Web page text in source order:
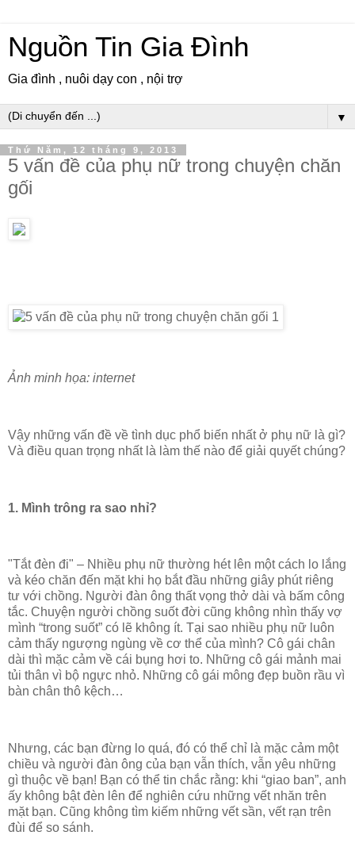
Nguồn Tin Gia Đình
Gia đình , nuôi dạy con , nội trợ
▼
Thứ Năm, 12 tháng 9, 2013
5 vấn đề của phụ nữ trong chuyện chăn
gối
Ảnh minh họa: internet
Vậy những vấn đề về tình dục phổ biến nhất ở phụ nữ là gì?
Và điều quan trọng nhất là làm thế nào để giải quyết chúng?
1. Mình trông ra sao nhỉ?
"Tắt đèn đi" – Nhiều phụ nữ thường hét lên một cách lo lắng
và kéo chăn đến mặt khi họ bắt đầu những giây phút riêng
tư với chồng. Người đàn ông thất vọng thở dài và bấm công
tắc. Chuyện người chồng suốt đời cũng không nhìn thấy vợ
mình “trong suốt” có lẽ không ít. Tại sao nhiều phụ nữ luôn
cảm thấy ngượng ngùng về cơ thể của mình? Cô gái chân
dài thì mặc cảm về cái bụng hơi to. Những cô gái mảnh mai
tủi thân vì bộ ngực nhỏ. Những cô gái mông đẹp buồn rầu vì
bàn chân thô kệch…
Nhưng, các bạn đừng lo quá, đó có thể chỉ là mặc cảm một
chiều và người đàn ông của bạn vẫn thích, vẫn yêu những
gì thuộc về bạn! Bạn có thể tin chắc rằng: khi “giao ban”, anh
ấy không bật đèn lên để nghiên cứu những vết nhăn trên
mặt bạn. Cũng không tìm kiếm những vết sần, vết rạn trên
đùi để so sánh.